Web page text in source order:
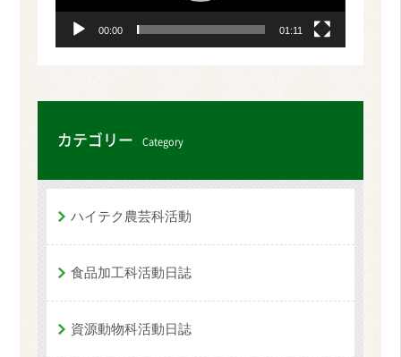
00:00 01:11
カテゴリー Category
ハイテク農芸科活動
食品加工科活動日誌
資源動物科活動日誌